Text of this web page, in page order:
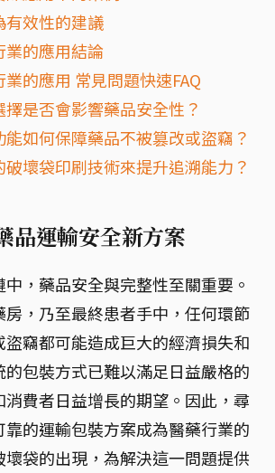
有效性的建議
的應用結論
的應用 常見問題快速FAQ
是否會影響藥品安全性？
如何保障藥品不被篡改或盜竊？
壞袋印刷技術來提升追溯能力？
品運輸安全新方案
，藥品安全與完整性至關重要。
，乃至最終患者手中，任何環節
盜竊都可能造成巨大的經濟損失和
包裝方式已難以滿足日益嚴格的
消費者日益增長的期望。因此，尋
的運輸包裝方案成為醫藥行業的
壞袋的出現，為解決這一問題提供